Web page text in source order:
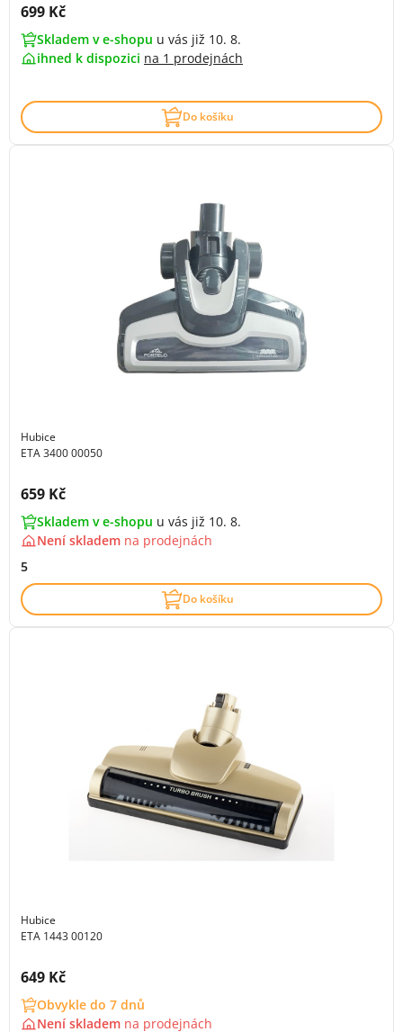
Cena s DPH:
699 Kč
Skladem v e-shopu u vás již 10. 8.
ihned k dispozici na 1 prodejnách
Do košíku
Hubice
ETA 3400 00050
Cena s DPH:
659 Kč
Skladem v e-shopu u vás již 10. 8.
Není skladem na prodejnách
5
Do košíku
Hubice
ETA 1443 00120
Cena s DPH:
649 Kč
Obvykle do 7 dnů
Není skladem na prodejnách